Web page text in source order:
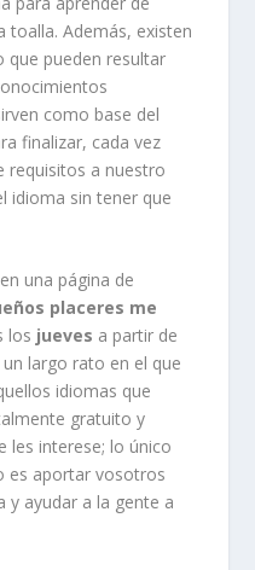
toalla. Además, existen
que pueden resultar
como base del
finalizar, cada vez
requisitos a nuestro
idioma sin tener que
una página de
placeres me
los jueves a partir de
largo rato en el que
idiomas que
gratuito y
les interese; lo único
es aportar vosotros
ayudar a la gente a